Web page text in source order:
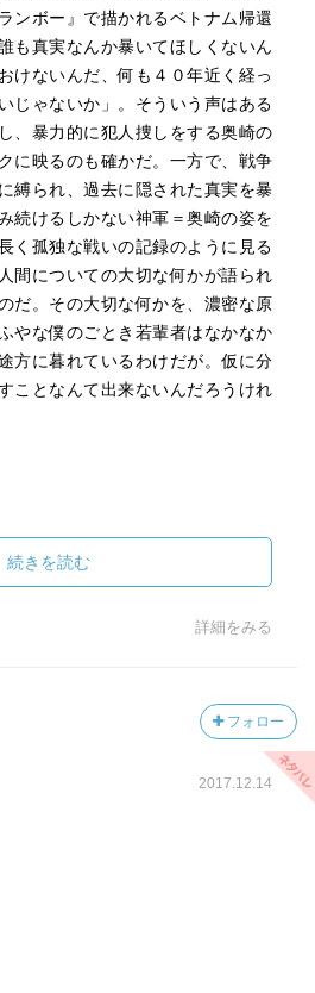
ってきた、この辺までにしとこう
ンボー』で描かれるベトナム帰還
も真実なんか暴いてほしくないん
けないんだ、何も４０年近く経っ
じゃないか」。そういう声はある
、暴力的に犯人捜しをする奥崎の
に映るのも確かだ。一方で、戦争
縛られ、過去に隠された真実を暴
続けるしかない神軍＝奥崎の姿を
く孤独な戦いの記録のように見る
間についての大切な何かが語られ
だ。その大切な何かを、濃密な原
やな僕のごとき若輩者はなかなか
方に暮れているわけだが。仮に分
ことなんて出来ないんだろうけれ
続きを読む
詳細をみる
フォロー
2017.12.14